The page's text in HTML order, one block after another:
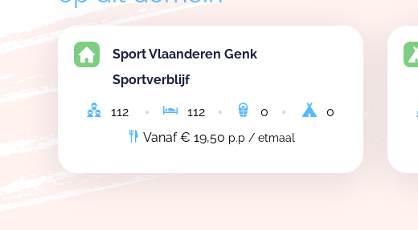
Sport Vlaanderen Genk
Sportverblijf
112 112 0
0
Vanaf € 19,50 p.p / etmaal